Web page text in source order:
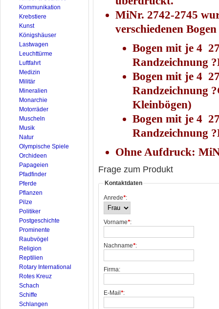
MiNr. 2742-2745
verschiedenen
Bogen mit je 4
Randzeichnung
Bogen mit je 4
Randzeichnung
Kleinbögen)
Bogen mit je 4
Randzeichnung
Ohne Aufdruck:
Frage zum Produkt
Kontaktdaten
Anrede*:
Vorname*:
Nachname*:
Firma:
E-Mail*:
Kommunikation
Krebstiere
Kunst
Königshäuser
Lastwagen
Leuchttürme
Luftfahrt
Medizin
Militär
Mineralien
Monarchie
Motorräder
Muscheln
Musik
Natur
Olympische Spiele
Orchideen
Papageien
Pfadfinder
Pferde
Pflanzen
Pilze
Politiker
Postgeschichte
Prominente
Raubvögel
Religion
Reptilien
Rotary International
Rotes Kreuz
Schach
Schiffe
Schlangen